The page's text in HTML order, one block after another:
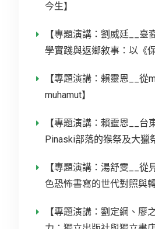
今生】
【專題演講：劉威廷__臺
學實踐與返鄉敘事：以《
【專題演講：賴靈恩__從
muhamut】
【專題演講：賴靈恩__台
Pinaski部落的猴祭及大獵
【專題演講：湯舒雯__從
色恐怖書寫的世代對照與
【專題演講：劉定綱、廖